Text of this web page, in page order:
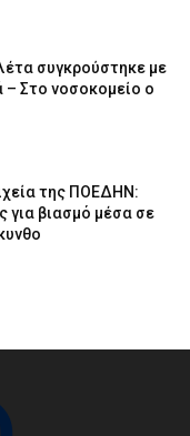
συγκρούστηκε με
– Στο νοσοκομείο ο
της ΠΟΕΔΗΝ:
για βιασμό μέσα σε